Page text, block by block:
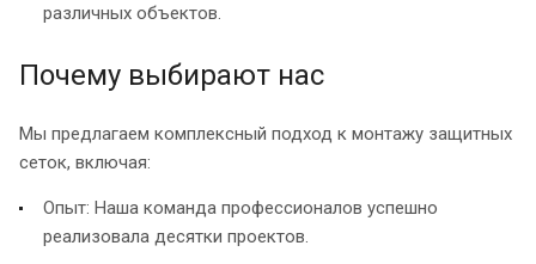
различных объектов.
Почему выбирают нас
Мы предлагаем комплексный подход к монтажу защитных
сеток, включая:
Опыт: Наша команда профессионалов успешно
реализовала десятки проектов.